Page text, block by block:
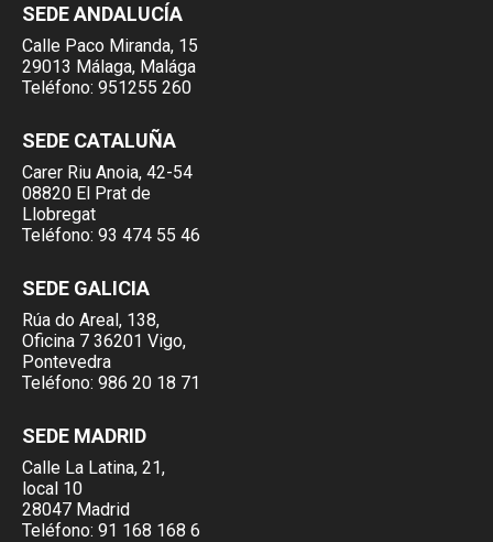
SEDE ANDALUCÍA
Calle Paco Miranda, 15
29013 Málaga, Malága
Teléfono: 951255 260
SEDE CATALUÑA
Carer Riu Anoia, 42-54
08820 El Prat de
Llobregat
Teléfono: 93 474 55 46
SEDE GALICIA
Rúa do Areal, 138,
Oficina 7 36201 Vigo,
Pontevedra
Teléfono: 986 20 18 71
SEDE MADRID
Calle La Latina, 21,
local 10
28047 Madrid
Teléfono: 91 168 168 6